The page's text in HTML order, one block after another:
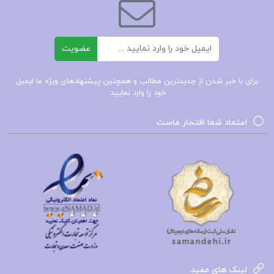
اروپا و تحولات مذهبی و اجتماعی آن زمان کمک
📌 فهرست مطالب کتاب مارتین لوتر باربارا ای. سامرویل
:
پس بگیرم»
فصل سوم: راهب صومعۀ سیاه
و …
مارتین لوتر باربارا ای. سامرویل pdf
مارتین لوتر
عضویت
برای با خبر شدن از جدیدترین مطالب و همچنین پیشنهادهای ویژه ما ایمیل
خود را وارد نمایید.
اعتماد شما افتخار ماست
لینک های مفید